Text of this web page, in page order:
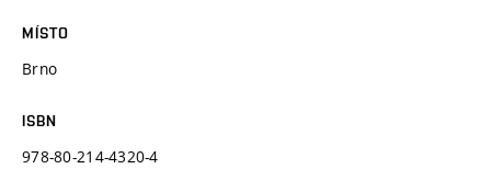
MÍSTO
Brno
ISBN
978-80-214-4320-4